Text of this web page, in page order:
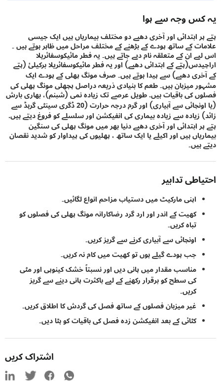
وجہ سے ہوا
ابتدائی اور آخری دھبے دو مختلف بیماریاں ہیں ایک جیسی
کے ساتھ پودے کے بڑھنے کے مختلف مراحل میں ظاہر ہوتے ہیں ۔
ان کے متعلقہ نام دیے جاتے ہیں۔ یہ فطر مائیکوسفائریلا
کے ابتدائی دھبے) اور یہ فطر مائیکوسفائریلا برکیلئ (پتے
دھبے) سے پیدا ہوتے ہیں۔ صرف مونگ پھلی کے پودے ایک
میزبان ہیں۔ طعم کا بنیادی ذریعہ دراصل پچھلی مونگ پھلی کی
کی باقیات ہیں. طویل عرصے تک زیادہ نمی (شبنم)، بھاری بارش
(یا اونچائی سے آبیاری) اور گرم درجہ حرارت (20 ڈگری سینٹی گرہڈ سے
زیادہ سے زیادہ بیماری کی انفیکشن اور سلسلے کو فروغ دیتے ہیں.
ابتدائی اور آخری دھبے دنیا بھر میں مونگ پھلی کی سنگین
ہیں اور اکیلے یا ایک ساتھ ، پھلیوں کی پیداوار کو شدید نقصان
تدابیر
اپنی مارکیٹ میں دستیاب مزاحم انواع لگائیں۔
کھیت کے اندر اور ارد گرد رضاکارانہ مونگ پھلی کی فصلوں کو
تباہ کریں۔
اونچائی سے آبیاری کرنے سے گریز کریں۔
جب پودے گیلے ہوں تو کھیت میں کام نہ کریں۔
مناسب مقدار میں پانی دیں اور نسبتاً خشک کینوپی اور مٹی
کی سطح کو برقرار رکھنے کے لیے باکثرت پانی دینے سے گریز
غیر میزبان فصلوں کے ساتھ فصل کی گردش کا اطلاق کریں۔
کٹائی کے بعد انفیکشن زدہ فصل کی باقیات کو ہٹا دیں۔
اشتراک کریں